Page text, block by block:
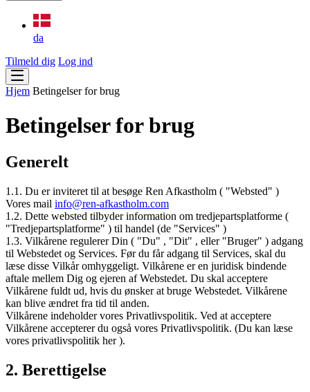
da
Tilmeld dig Log ind
Hjem Betingelser for brug
Betingelser for brug
Generelt
1.1. Du er inviteret til at besøge Ren Afkastholm ( "Websted" )
Vores mail info@ren-afkastholm.com
1.2. Dette websted tilbyder information om tredjepartsplatforme (
"Tredjepartsplatforme" ) til handel (de "Services" )
1.3. Vilkårene regulerer Din ( "Du" , "Dit" , eller "Bruger" ) adgang
til Webstedet og Services. Før du får adgang til Services, skal du
læse disse Vilkår omhyggeligt. Vilkårene er en juridisk bindende
aftale mellem Dig og ejeren af Webstedet. Du skal acceptere
Vilkårene fuldt ud, hvis du ønsker at bruge Webstedet. Vilkårene
kan blive ændret fra tid til anden.
Vilkårene indeholder vores Privatlivspolitik. Ved at acceptere
Vilkårene accepterer du også vores Privatlivspolitik. (Du kan læse
vores privatlivspolitik her ).
2. Berettigelse